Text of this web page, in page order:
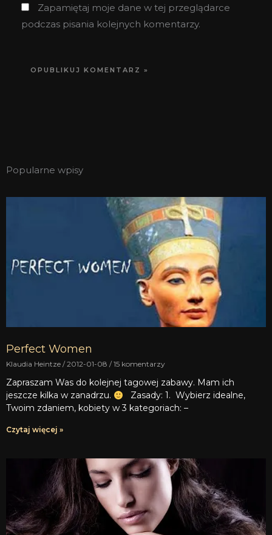
Zapamiętaj moje dane w tej przeglądarce
podczas pisania kolejnych komentarzy.
Popularne wpisy
Perfect Women
Klaudia Heintze 2012-01-08 15 komentarzy
Zapraszam Was do kolejnej tagowej zabawy. Mam ich
jeszcze kilka w zanadrzu.
Zasady: 1. Wybierz idealne,
Twoim zdaniem, kobiety w 3 kategoriach: –
Czytaj więcej »